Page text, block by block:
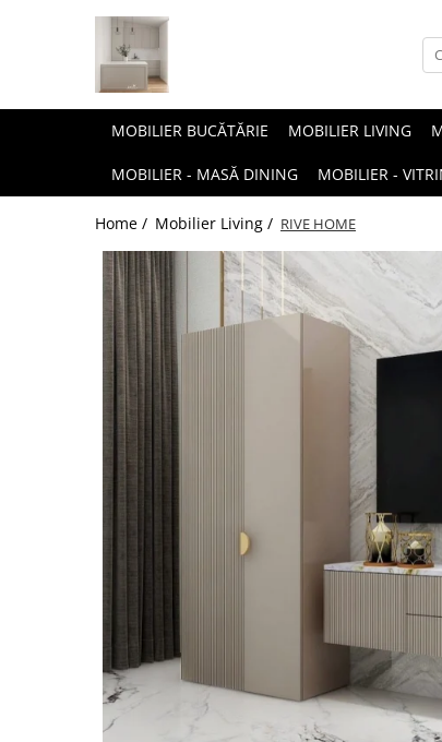
MOBILIER BUCĂTĂRIE MOBILIER LIVING
MOBILIER - MASĂ DINING MOBILIER -
Home / Mobilier Living / RIVE HOME